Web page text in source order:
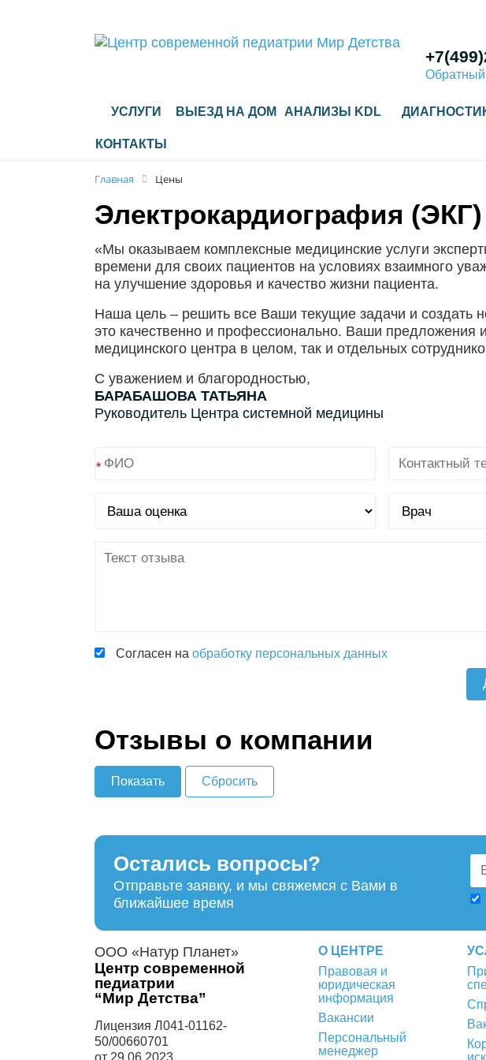
Обратный
УСЛУГИ ВЫЕЗД НА ДОМ АНАЛИЗЫ KDL
КОНТАКТЫ
Главная Цены
Электрокардиография
«Мы оказываем комплексные медицинские услуги
времени для своих пациентов на условиях взаимного
на улучшение здоровья и качество жизни пациента.
Наша цель – решить все Ваши текущие задачи и создать
это качественно и профессионально. Ваши предложения
медицинского центра в целом, так и отдельных
С уважением и благородностью,
БАРАБАШОВА ТАТЬЯНА
Руководитель Центра системной медицины
*
Согласен на обработку персональных данных
Отзывы о компании
Остались вопросы?
Отправьте заявку, и мы свяжемся с Вами в
ближайшее время
ООО «Натур Планет»
Центр современной
педиатрии
“Мир Детства”
Лицензия Л041-01162-
50/00660701
О ЦЕНТРЕ
Правовая и
юридическая
информация
Вакансии
Персональный
менеджер